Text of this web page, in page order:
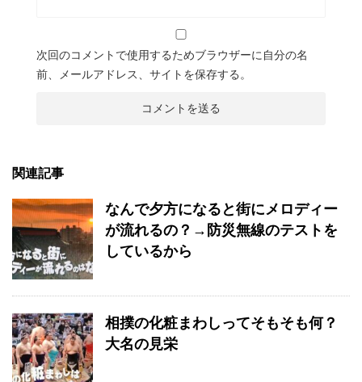
次回のコメントで使用するためブラウザーに自分の名
前、メールアドレス、サイトを保存する。
関連記事
なんで夕方になると街にメロディー
が流れるの？→防災無線のテストを
しているから
相撲の化粧まわしってそもそも何？
大名の見栄